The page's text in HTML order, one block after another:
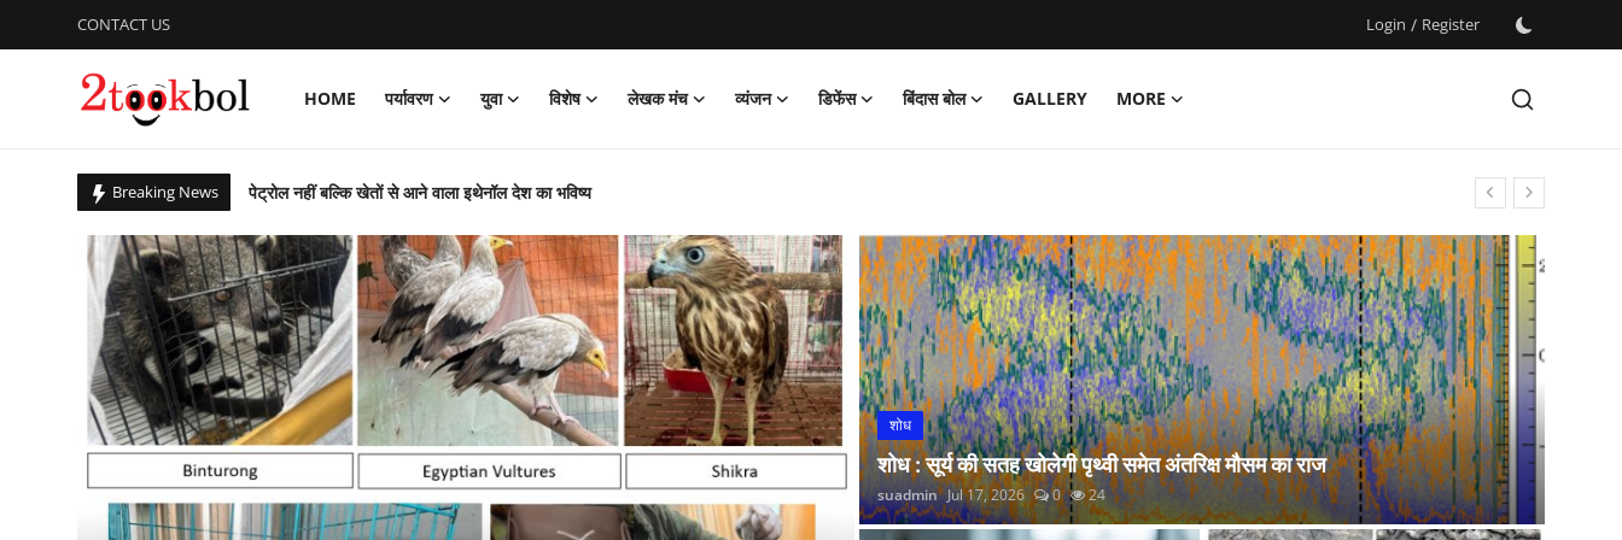
CONTACT US Login / Register
HOME पर्यावरण युवा विशेष लेखक मंच व्यंजन डिफेंस बिंदास बोल GALLERY
MORE
Breaking News
पेट्रोल नहीं बल्कि खेतों से आने वाला इथेनॉल देश का भविष्य
कचरे से कंचन: कूड़े के पहाड़ को बना दिया राप्ती ईको पार्क
बिहार उपचुनाव : पीके जीते, भाजपा, लालू यादव और नितीश कुमार हारे!
आजादी के 79 वर्ष के उपलक्ष्य में एनसीसी ने किया साइक्लोथॉन 2026 का आयोजन
पीएम ने ‘नशा मुक्त युवा फॉर विकसित भारत संकल्प अभियान’ की शुरुआत की
ग्लासगो कॉमनवेल्थ खेलों में भारत मुक्केबाजों ने लगाई सोने की झड़ी
संस्कार भारती, साहित्य विभाग की अवध प्रांत की प्रांतीय बैठक
गुरु पूर्णिमा : शिष्यों ने किया डॉ अजय का गुरुपूजन, रंगारंग समारोह
राष्ट्रीय शूटिंग में भास्कर नाथ पांडेय का शानदार प्रदर्शन
शोध
शोध : सूर्य की सतह खोलेगी पृथ्वी समेत अंतरिक्ष मौसम का राज
suadmin Jul 17, 2026 0 24